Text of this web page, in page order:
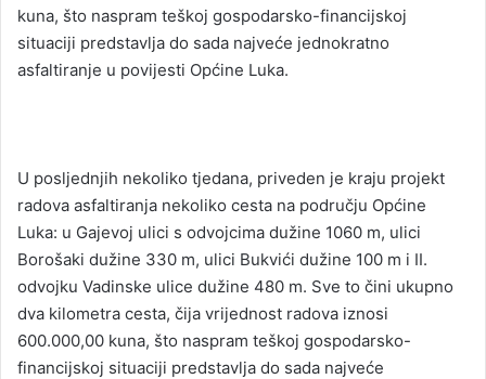
kuna, što naspram teškoj gospodarsko-financijskoj
situaciji predstavlja do sada najveće jednokratno
asfaltiranje u povijesti Općine Luka.
U posljednjih nekoliko tjedana, priveden je kraju projekt
radova asfaltiranja nekoliko cesta na području Općine
Luka: u Gajevoj ulici s odvojcima dužine 1060 m, ulici
Borošaki dužine 330 m, ulici Bukvići dužine 100 m i II.
odvojku Vadinske ulice dužine 480 m. Sve to čini ukupno
dva kilometra cesta, čija vrijednost radova iznosi
600.000,00 kuna, što naspram teškoj gospodarsko-
financijskoj situaciji predstavlja do sada najveće